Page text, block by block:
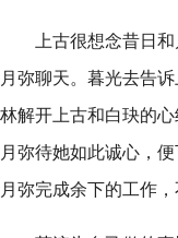
上古很想念昔日
月弥聊天。暮光去告
林解开上古和白玦的
月弥待她如此诚心，
月弥完成余下的工作